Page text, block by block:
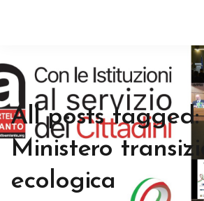
All posts tagged:
Ministero
ecologica